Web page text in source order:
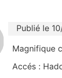
Publié le
Magnifique
Accés :